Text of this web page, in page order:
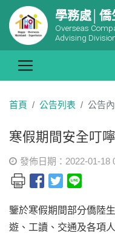
學務處│僑
Overseas
Advising
首頁 公告列表 公告
寒假期間安全叮嚀
發佈日期：2022-01-18
鑒於寒假期間部分僑陸
遊、工讀、交通及各項